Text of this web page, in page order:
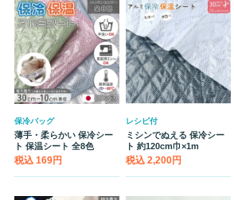
保冷バッグ
薄手・柔らかい 保冷シー
ト 保温シート 全8色
税込 169円
レシピ付
ミシンでぬえる 保冷シー
ト 約120cm巾×1m
税込 2,200円